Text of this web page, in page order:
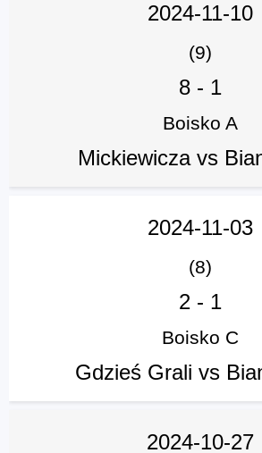
2024-11-10
(9)
8 - 1
Boisko A
Mickiewicza vs
2024-11-03
(8)
2 - 1
Boisko C
Gdzieś Grali vs
2024-10-27